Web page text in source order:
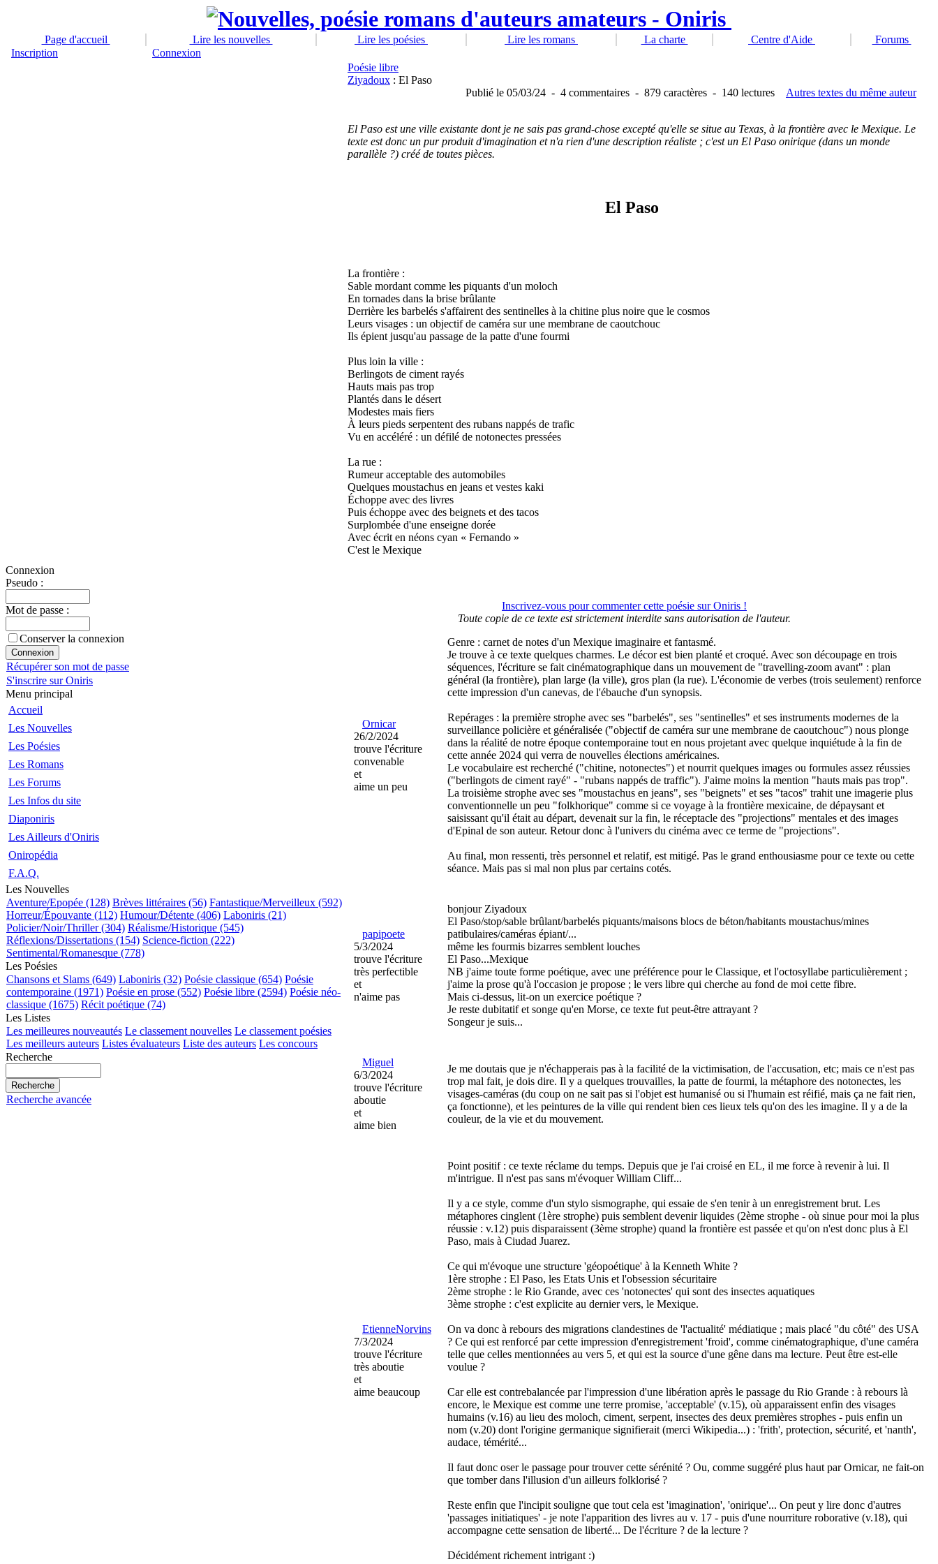
Page d'accueil Lire les nouvelles Lire les poésies Lire les romans La charte Centre d'Aide
Forums
Inscription
Connexion
Connexion
Pseudo :
Mot de passe :
Conserver la connexion
Récupérer son mot de passe
S'inscrire sur Oniris
Menu principal
Accueil
Les Nouvelles
Les Poésies
Les Romans
Les Forums
Les Infos du site
Diaponiris
Les Ailleurs d'Oniris
Oniropédia
F.A.Q.
Les Nouvelles
Aventure/Epopée (128) Brèves littéraires (56) Fantastique/Merveilleux (592)
Horreur/Épouvante (112) Humour/Détente (406) Laboniris (21)
Policier/Noir/Thriller (304) Réalisme/Historique (545)
Réflexions/Dissertations (154) Science-fiction (222)
Sentimental/Romanesque (778)
Les Poésies
Chansons et Slams (649) Laboniris (32) Poésie classique (654) Poésie
contemporaine (1971) Poésie en prose (552) Poésie libre (2594) Poésie néo-
classique (1675) Récit poétique (74)
Les Listes
Les meilleures nouveautés Le classement nouvelles Le classement poésies
Les meilleurs auteurs Listes évaluateurs Liste des auteurs Les concours
Recherche
Recherche avancée
Poésie libre
Ziyadoux : El Paso
Publié le 05/03/24 - 4 commentaires - 879 caractères - 140 lectures Autres textes du même auteur
El Paso est une ville existante dont je ne sais pas grand-chose excepté qu'elle se situe au Texas, à la frontière avec le Mexique. Le
texte est donc un pur produit d'imagination et n'a rien d'une description réaliste ; c'est un El Paso onirique (dans un monde
parallèle ?) créé de toutes pièces.
El Paso
La frontière :
Sable mordant comme les piquants d'un moloch
En tornades dans la brise brûlante
Derrière les barbelés s'affairent des sentinelles à la chitine plus noire que le cosmos
Leurs visages : un objectif de caméra sur une membrane de caoutchouc
Ils épient jusqu'au passage de la patte d'une fourmi
Plus loin la ville :
Berlingots de ciment rayés
Hauts mais pas trop
Plantés dans le désert
Modestes mais fiers
À leurs pieds serpentent des rubans nappés de trafic
Vu en accéléré : un défilé de notonectes pressées
La rue :
Rumeur acceptable des automobiles
Quelques moustachus en jeans et vestes kaki
Échoppe avec des livres
Puis échoppe avec des beignets et des tacos
Surplombée d'une enseigne dorée
Avec écrit en néons cyan « Fernando »
C'est le Mexique
Inscrivez-vous pour commenter cette poésie sur Oniris !
Toute copie de ce texte est strictement interdite sans autorisation de l'auteur.
Ornicar
26/2/2024
trouve l'écriture
convenable
et
aime un peu
Genre : carnet de notes d'un Mexique imaginaire et fantasmé.
Je trouve à ce texte quelques charmes. Le décor est bien planté et croqué. Avec son découpage en trois
séquences, l'écriture se fait cinématographique dans un mouvement de "travelling-zoom avant" : plan
général (la frontière), plan large (la ville), gros plan (la rue). L'économie de verbes (trois seulement) renforce
cette impression d'un canevas, de l'ébauche d'un synopsis.
Repérages : la première strophe avec ses "barbelés", ses "sentinelles" et ses instruments modernes de la
surveillance policière et généralisée ("objectif de caméra sur une membrane de caoutchouc") nous plonge
dans la réalité de notre époque contemporaine tout en nous projetant avec quelque inquiétude à la fin de
cette année 2024 qui verra de nouvelles élections américaines.
Le vocabulaire est recherché ("chitine, notonectes") et nourrit quelques images ou formules assez réussies
("berlingots de ciment rayé" - "rubans nappés de traffic"). J'aime moins la mention "hauts mais pas trop".
La troisième strophe avec ses "moustachus en jeans", ses "beignets" et ses "tacos" trahit une imagerie plus
conventionnelle un peu "folkhorique" comme si ce voyage à la frontière mexicaine, de dépaysant et
saisissant qu'il était au départ, devenait sur la fin, le réceptacle des "projections" mentales et des images
d'Epinal de son auteur. Retour donc à l'univers du cinéma avec ce terme de "projections".
Au final, mon ressenti, très personnel et relatif, est mitigé. Pas le grand enthousiasme pour ce texte ou cette
séance. Mais pas si mal non plus par certains cotés.
papipoete
5/3/2024
trouve l'écriture
très perfectible
et
n'aime pas
bonjour Ziyadoux
El Paso/stop/sable brûlant/barbelés piquants/maisons blocs de béton/habitants moustachus/mines
patibulaires/caméras épiant/...
même les fourmis bizarres semblent louches
El Paso...Mexique
NB j'aime toute forme poétique, avec une préférence pour le Classique, et l'octosyllabe particulièrement ;
j'aime la prose qu'à l'occasion je propose ; le vers libre qui cherche au fond de moi cette fibre.
Mais ci-dessus, lit-on un exercice poétique ?
Je reste dubitatif et songe qu'en Morse, ce texte fut peut-être attrayant ?
Songeur je suis...
Miguel
6/3/2024
trouve l'écriture
aboutie
et
aime bien
Je me doutais que je n'échapperais pas à la facilité de la victimisation, de l'accusation, etc; mais ce n'est pas
trop mal fait, je dois dire. Il y a quelques trouvailles, la patte de fourmi, la métaphore des notonectes, les
visages-caméras (du coup on ne sait pas si l'objet est humanisé ou si l'humain est réifié, mais ça ne fait rien,
ça fonctionne), et les peintures de la ville qui rendent bien ces lieux tels qu'on des les imagine. Il y a de la
couleur, de la vie et du mouvement.
EtienneNorvins
7/3/2024
trouve l'écriture
très aboutie
et
aime beaucoup
Point positif : ce texte réclame du temps. Depuis que je l'ai croisé en EL, il me force à revenir à lui. Il
m'intrigue. Il n'est pas sans m'évoquer William Cliff...
Il y a ce style, comme d'un stylo sismographe, qui essaie de s'en tenir à un enregistrement brut. Les
métaphores cinglent (1ère strophe) puis semblent devenir liquides (2ème strophe - où sinue pour moi la plus
réussie : v.12) puis disparaissent (3ème strophe) quand la frontière est passée et qu'on n'est donc plus à El
Paso, mais à Ciudad Juarez.
Ce qui m'évoque une structure 'géopoétique' à la Kenneth White ?
1ère strophe : El Paso, les Etats Unis et l'obsession sécuritaire
2ème strophe : le Rio Grande, avec ces 'notonectes' qui sont des insectes aquatiques
3ème strophe : c'est explicite au dernier vers, le Mexique.
On va donc à rebours des migrations clandestines de 'l'actualité' médiatique ; mais placé "du côté" des USA
? Ce qui est renforcé par cette impression d'enregistrement 'froid', comme cinématographique, d'une caméra
telle que celles mentionnées au vers 5, et qui est la source d'une gêne dans ma lecture. Peut être est-elle
voulue ?
Car elle est contrebalancée par l'impression d'une libération après le passage du Rio Grande : à rebours là
encore, le Mexique est comme une terre promise, 'acceptable' (v.15), où apparaissent enfin des visages
humains (v.16) au lieu des moloch, ciment, serpent, insectes des deux premières strophes - puis enfin un
nom (v.20) dont l'origine germanique signifierait (merci Wikipedia...) : 'frith', protection, sécurité, et 'nanth',
audace, témérité...
Il faut donc oser le passage pour trouver cette sérénité ? Ou, comme suggéré plus haut par Ornicar, ne fait-on
que tomber dans l'illusion d'un ailleurs folklorisé ?
Reste enfin que l'incipit souligne que tout cela est 'imagination', 'onirique'... On peut y lire donc d'autres
'passages initiatiques' - je note l'apparition des livres au v. 17 - puis d'une nourriture roborative (v.18), qui
accompagne cette sensation de liberté... De l'écriture ? de la lecture ?
Décidément richement intrigant :)